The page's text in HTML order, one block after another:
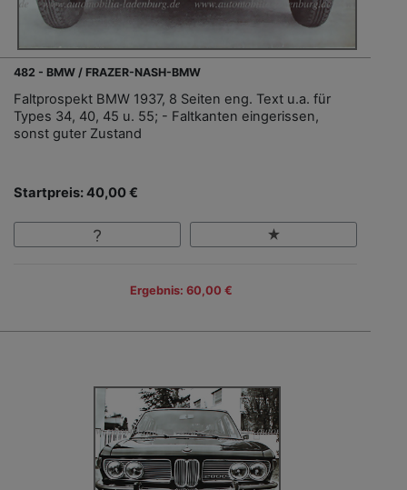
482 - BMW / FRAZER-NASH-BMW
Faltprospekt BMW 1937, 8 Seiten eng. Text u.a. für
Types 34, 40, 45 u. 55; - Faltkanten eingerissen,
sonst guter Zustand
Startpreis: 40,00 €
Ergebnis: 60,00 €